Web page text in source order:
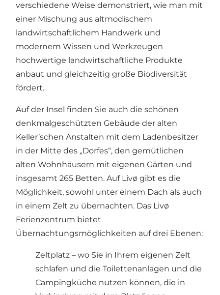
verschiedene Weise demonstriert, wie man mit
einer Mischung aus altmodischem
landwirtschaftlichem Handwerk und
modernem Wissen und Werkzeugen
hochwertige landwirtschaftliche Produkte
anbaut und gleichzeitig große Biodiversität
fördert.
Auf der Insel finden Sie auch die schönen
denkmalgeschützten Gebäude der alten
Keller’schen Anstalten mit dem Ladenbesitzer
in der Mitte des „Dorfes“, den gemütlichen
alten Wohnhäusern mit eigenen Gärten und
insgesamt 265 Betten. Auf Livø gibt es die
Möglichkeit, sowohl unter einem Dach als auch
in einem Zelt zu übernachten. Das Livø
Ferienzentrum bietet
Übernachtungsmöglichkeiten auf drei Ebenen:
Zeltplatz – wo Sie in Ihrem eigenen Zelt
schlafen und die Toilettenanlagen und die
Campingküche nutzen können, die in